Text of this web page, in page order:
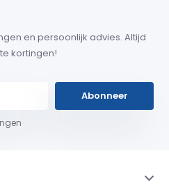
en persoonlijk advies. Altijd
kortingen!
Abonneer